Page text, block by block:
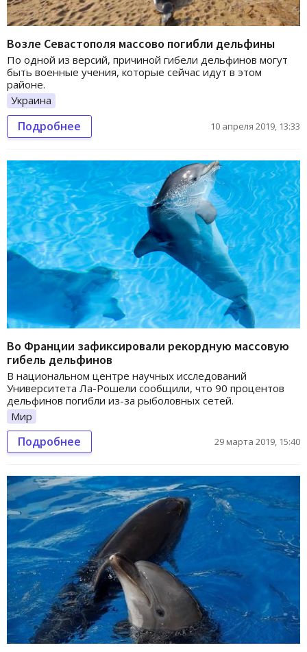
Возле Севастополя массово погибли дельфины
По одной из версий, причиной гибели дельфинов могут
быть военные учения, которые сейчас идут в этом
районе.
Украина
Подробнее 10 апреля 2019, 13:33
Во Франции зафиксировали рекордную массовую
гибель дельфинов
В национальном центре научных исследований
Университета Ла-Рошели сообщили, что 90 процентов
дельфинов погибли из-за рыболовных сетей.
Мир
Подробнее 29 марта 2019, 15:40